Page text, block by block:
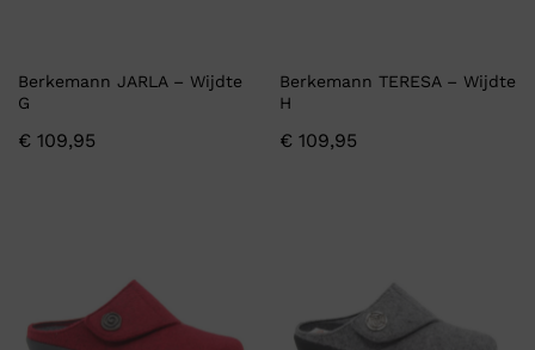
Berkemann JARLA – Wijdte
G
€ 109,95
Berkemann TERESA – Wijdte
H
€ 109,95